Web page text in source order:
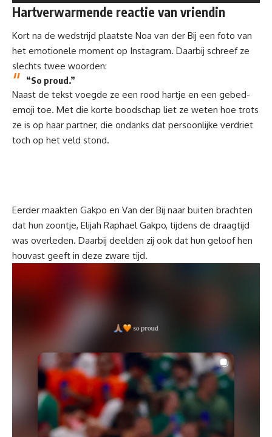
Hartverwarmende reactie van vriendin
Kort na de wedstrijd plaatste Noa van der Bij een foto van
het emotionele moment op Instagram. Daarbij schreef ze
slechts twee woorden:
“So proud.”
Naast de tekst voegde ze een rood hartje en een gebed-
emoji toe. Met die korte boodschap liet ze weten hoe trots
ze is op haar partner, die ondanks dat persoonlijke verdriet
toch op het veld stond.
Eerder maakten Gakpo en Van der Bij naar buiten brachten
dat hun zoontje, Elijah Raphael Gakpo, tijdens de draagtijd
was overleden. Daarbij deelden zij ook dat hun geloof hen
houvast geeft in deze zware tijd.